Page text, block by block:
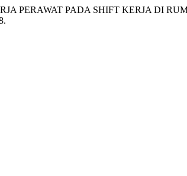
PERAWAT PADA SHIFT KERJA DI